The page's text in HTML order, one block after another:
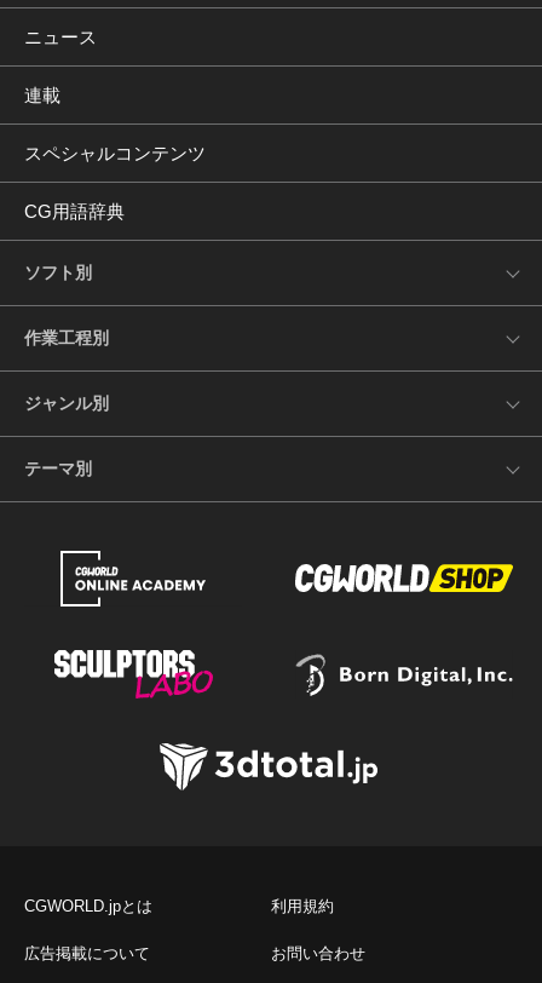
ニュース
連載
スペシャルコンテンツ
CG用語辞典
ソフト別
作業工程別
ジャンル別
テーマ別
CGWORLD.jpとは 利用規約
広告掲載について お問い合わせ